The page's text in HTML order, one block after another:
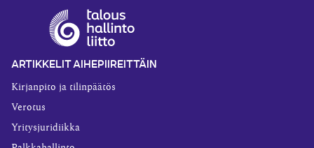
ARTIKKELIT AIHEPIIREITTÄIN
Kirjanpito ja tilinpäätös
Verotus
Yritysjuridiikka